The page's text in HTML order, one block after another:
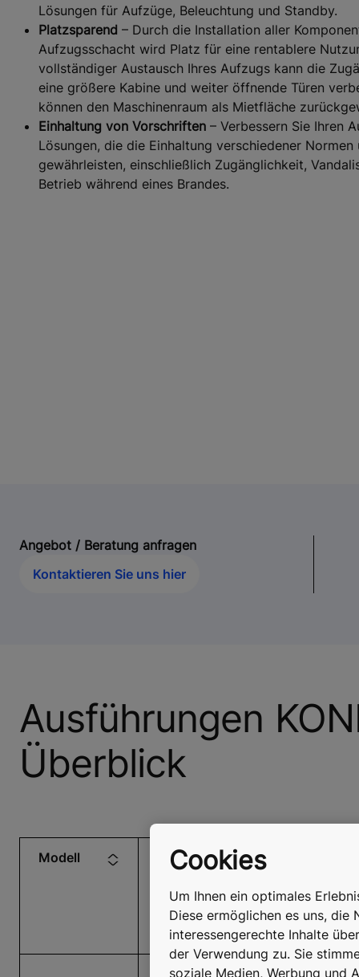
Lösungen für Aufzüge, Beleuchtung und Standby.
Platzsparend – Durch die Installation aller
Aufzugsschacht wird Platz für eine rentablere
vollständiger Austausch Ihres Aufzugs kann die
eine größere Kabine und weiter öffnende Türen
können den Maschinenraum als Mietfläche
Einhaltung von Vorschriften – Verbessern Sie Ihren
Lösungen, die die Einhaltung verschiedener Normen
gewährleisten, einschließlich Zugänglichkeit,
Betrieb während eines Brandes.
Angebot / Beratung anfragen
Kontaktieren Sie uns hier
Ausführungen
Überblick
Modell Einsatz
/
Cookies
Um Ihnen ein optimales
Diese ermöglichen es uns, die
interessengerechte Inhalte
der Verwendung zu. Sie
soziale Medien, Werbung und